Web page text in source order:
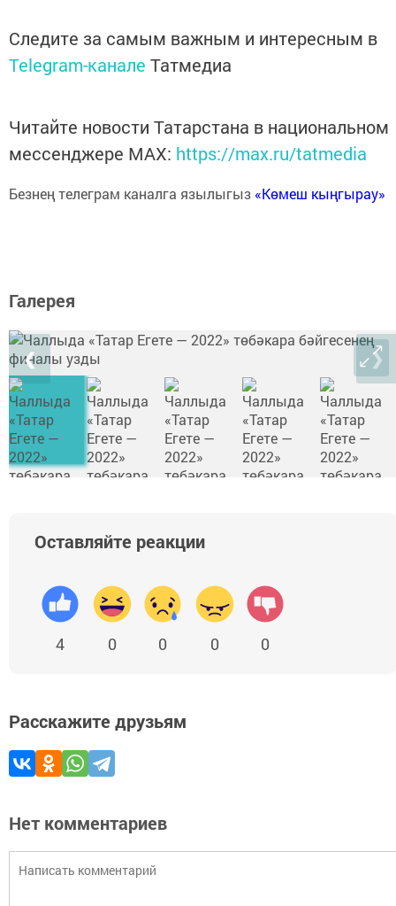
Следите за самым важным и интересным в
Telegram-канале Татмедиа
Читайте новости Татарстана в национальном
мессенджере MАХ: https://max.ru/tatmedia
Безнең телеграм каналга язылыгыз «Көмеш кыңгырау»
Галерея
❮ ❯
Оставляйте реакции
4 0 0 0 0
Расскажите друзьям
Нет комментариев